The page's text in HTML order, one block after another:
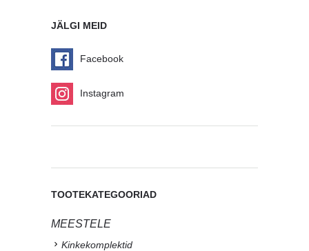
JÄLGI MEID
Facebook
Instagram
TOOTEKATEGOORIAD
MEESTELE
Kinkekomplektid